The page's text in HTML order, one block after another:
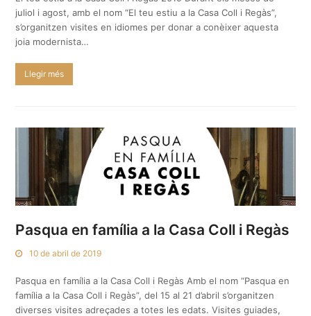
juliol i agost, amb el nom “El teu estiu a la Casa Coll i Regàs”,
s’organitzen visites en idiomes per donar a conèixer aquesta
joia modernista…
Llegir més
Pasqua en família a la Casa Coll i Regàs
10 de abril de 2019
Pasqua en família a la Casa Coll i Regàs Amb el nom “Pasqua en
família a la Casa Coll i Regàs”, del 15 al 21 d’abril s’organitzen
diverses visites adreçades a totes les edats. Visites guiades,